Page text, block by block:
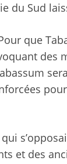
du Sud
que
des
et des